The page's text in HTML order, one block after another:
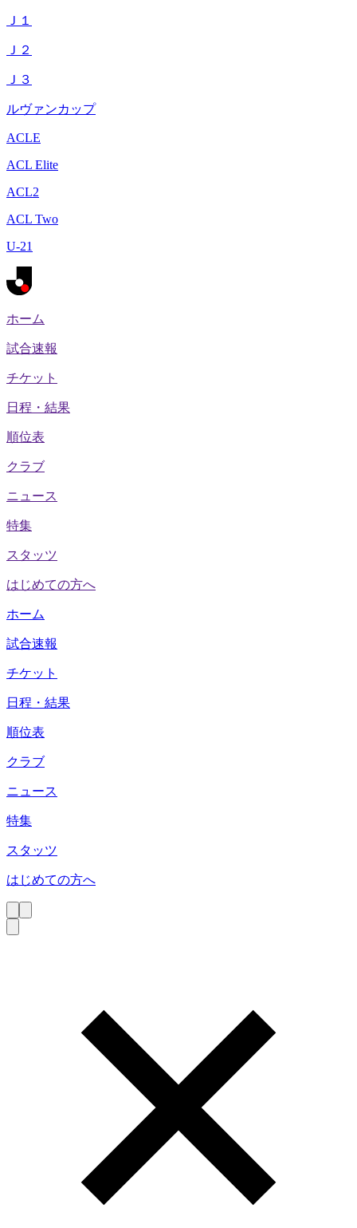
Ｊ１
Ｊ２
Ｊ３
ルヴァンカップ
ACLE
ACL Elite
ACL2
ACL Two
U-21
ホーム
試合速報
チケット
日程・結果
順位表
クラブ
ニュース
特集
スタッツ
はじめての方へ
ホーム
試合速報
チケット
日程・結果
順位表
クラブ
ニュース
特集
スタッツ
はじめての方へ